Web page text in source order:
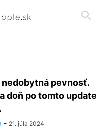
nedobytná pevnosť.
doň po tomto update
- 21. júla 2024